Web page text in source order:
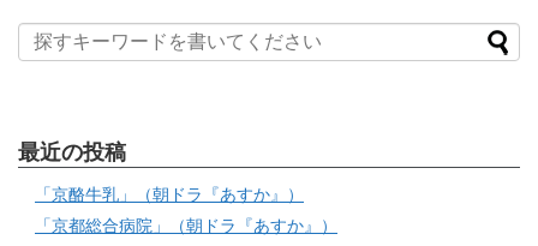
最近の投稿
「京酪牛乳」（朝ドラ『あすか』）
「京都総合病院」（朝ドラ『あすか』）